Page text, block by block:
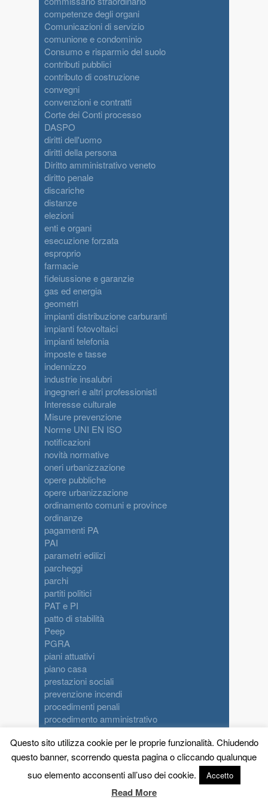
competenze degli organi
Comunicazioni di servizio
comunione e condominio
Consumo e risparmio del suolo
contributi pubblici
contributo di costruzione
convegni
convenzioni e contratti
Corte dei Conti processo
DASPO
diritti dell'uomo
diritti della persona
Diritto amministrativo veneto
diritto penale
discariche
distanze
elezioni
enti e organi
esecuzione forzata
esproprio
farmacie
fideiussione e garanzie
gas ed energia
geometri
impianti distribuzione carburanti
impianti fotovoltaici
impianti telefonia
imposte e tasse
indennizzo
industrie insalubri
ingegneri e altri professionisti
Interesse culturale
Misure prevenzione
Norme UNI EN ISO
notificazioni
novità normative
oneri urbanizzazione
opere pubbliche
opere urbanizzazione
ordinamento comuni e province
ordinanze
pagamenti PA
PAI
parametri edilizi
parcheggi
parchi
partiti politici
PAT e PI
patto di stabilità
Peep
PGRA
piani attuativi
piano casa
prestazioni sociali
prevenzione incendi
procedimenti penali
procedimento amministrativo
procedure informatiche
proprietà e condominio
provvedimento amministrativo
PTCP
PTRC
Pubblicazioni obbligatorie
Questo sito utilizza cookie per le proprie funzionalità. Chiudendo
questo banner, scorrendo questa pagina o cliccando qualunque
suo elemento acconsenti all’uso dei cookie.
Accetto
Read More